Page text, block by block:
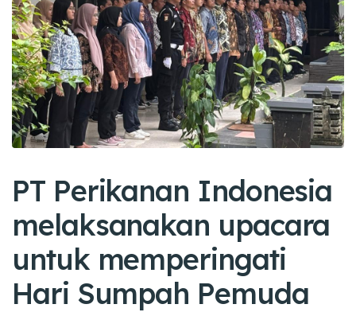
PT Perikanan Indonesia
melaksanakan upacara
untuk memperingati
Hari Sumpah Pemuda